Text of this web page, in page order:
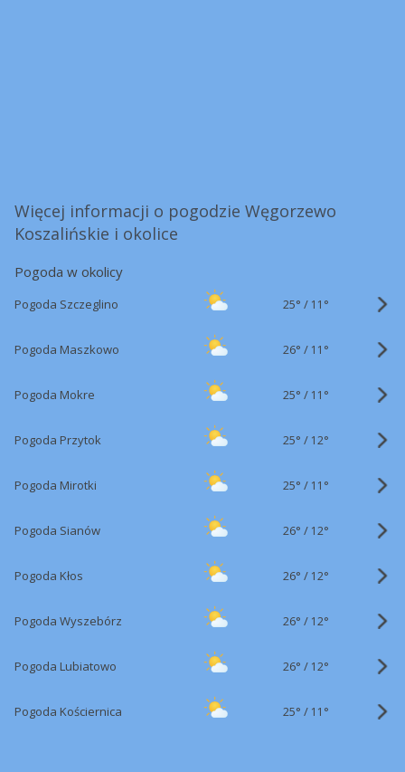
Więcej informacji o pogodzie Węgorzewo
Koszalińskie i okolice
Pogoda w okolicy
Pogoda Szczeglino 25° / 11°
Pogoda Maszkowo 26° / 11°
Pogoda Mokre 25° / 11°
Pogoda Przytok 25° / 12°
Pogoda Mirotki 25° / 11°
Pogoda Sianów 26° / 12°
Pogoda Kłos 26° / 12°
Pogoda Wyszebórz 26° / 12°
Pogoda Lubiatowo 26° / 12°
Pogoda Kościernica 25° / 11°